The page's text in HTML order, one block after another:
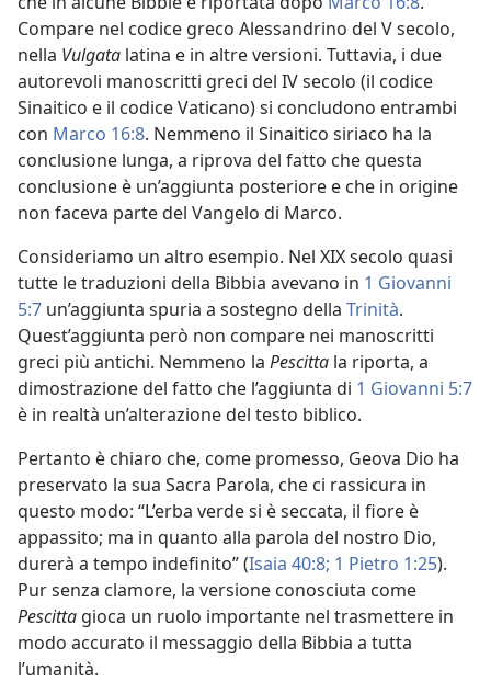
Compare nel codice greco Alessandrino del V secolo,
nella Vulgata latina e in altre versioni. Tuttavia, i due
autorevoli manoscritti greci del IV secolo (il codice
Sinaitico e il codice Vaticano) si concludono entrambi
con Marco 16:8. Nemmeno il Sinaitico siriaco ha la
conclusione lunga, a riprova del fatto che questa
conclusione è un’aggiunta posteriore e che in origine
non faceva parte del Vangelo di Marco.
Consideriamo un altro esempio. Nel XIX secolo quasi
tutte le traduzioni della Bibbia avevano in 1 Giovanni
5:7 un’aggiunta spuria a sostegno della Trinità.
Quest’aggiunta però non compare nei manoscritti
greci più antichi. Nemmeno la Pescitta la riporta, a
dimostrazione del fatto che l’aggiunta di 1 Giovanni 5:7
è in realtà un’alterazione del testo biblico.
Pertanto è chiaro che, come promesso, Geova Dio ha
preservato la sua Sacra Parola, che ci rassicura in
questo modo: “L’erba verde si è seccata, il fiore è
appassito; ma in quanto alla parola del nostro Dio,
durerà a tempo indefinito” (Isaia 40:8; 1 Pietro 1:25).
Pur senza clamore, la versione conosciuta come
Pescitta gioca un ruolo importante nel trasmettere in
modo accurato il messaggio della Bibbia a tutta
l’umanità.